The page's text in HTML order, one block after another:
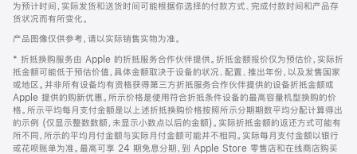
为预计时间，实际发货和送货时间可能根据你选择的付款方式、完成付款时间和产品存
货状况而有所变化。
产品图像仅供参考，请以实际销售实物为准。
* 折抵换购服务由 Apple 的折抵服务合作伙伴提供。折抵金额报价仅为预估价，实际折
抵金额可能低于预估价值，具体金额取决于设备的状况、配置、推出年份，以及发售国家
或地区。并非所有设备均有资格获得第三方折抵服务合作伙伴提供的设备折抵金额或
Apple 提供的购新优惠。所示价格是使用符合折抵条件设备的最高容量机型换购的价
格。所示平均每月支付金额是以上述折抵换购价格按照所示分期期数平均分配计算得出
的示例 (仅显示整数数额，未显示小数点以后的金额)。实际折抵金额的返还方式可能有
所不同，所示的平均月付金额与实际月付金额可能并不相同。实际每月支付金额以银行
或花呗账单为准。最高可享 24 期免息分期，到 Apple Store 零售店和在线商店购买